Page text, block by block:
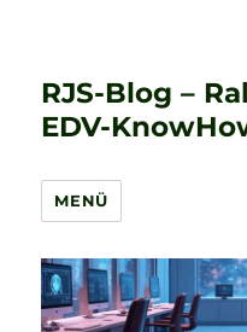
RJS-Blog –
EDV-
MENÜ